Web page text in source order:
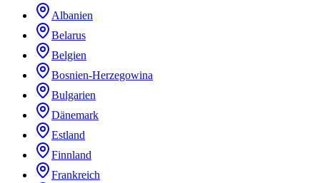
Albanien
Belarus
Belgien
Bosnien-Herzegowina
Bulgarien
Dänemark
Estland
Finnland
Frankreich